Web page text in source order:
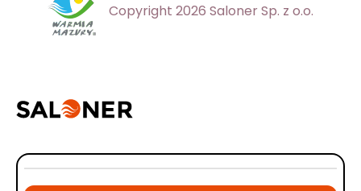
Copyright 2026 Saloner Sp. z o.o.